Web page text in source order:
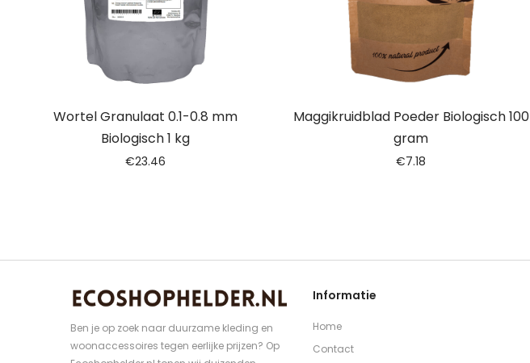
Wortel Granulaat 0.1-0.8 mm
Biologisch 1 kg
€23.46
Maggikruidblad Poeder Biologisch 100
gram
€7.18
Ben je op zoek naar duurzame kleding en
woonaccessoires tegen eerlijke prijzen? Op
Informatie
Home
Contact